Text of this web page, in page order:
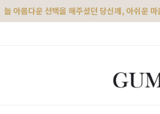
늘 아름다운 선택을 해주셨던 당신께, 아쉬운